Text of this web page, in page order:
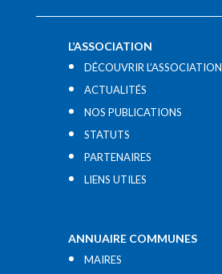
L’ASSOCIATION
DÉCOUVRIR L’ASSOCIATION
ACTUALITÉS
NOS PUBLICATIONS
STATUTS
PARTENAIRES
LIENS UTILES​
ANNUAIRE COMMUNES
MAIRES